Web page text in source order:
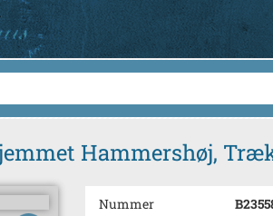
Hammershøj,
Nummer